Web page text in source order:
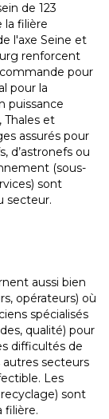
de 123
la filière
l'axe Seine et
renforcent
pour
pour la
puissance
Thales et
assurés pour
d’astronefs ou
(sous-
sont
secteur.
aussi bien
opérateurs) où
spécialisés
qualité) pour
difficultés de
secteurs
Les
sont
filière.